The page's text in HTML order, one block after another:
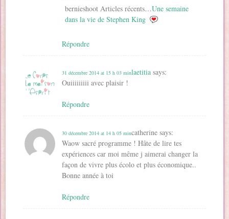
bernieshoot Articles récents…Une semaine
dans la vie de Stephen King
Répondre
laetitia says:
31 décembre 2014 at 15 h 03 min
Ouiiiiiiiii avec plaisir !
Répondre
catherine says:
30 décembre 2014 at 14 h 05 min
Waow sacré programme ! Hâte de lire tes
expériences car moi même j aimerai changer la
façon de vivre plus écolo et plus économique..
Bonne année à toi
Répondre